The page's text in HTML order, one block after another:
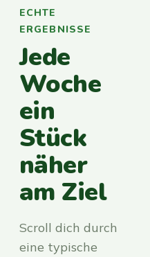
ECHTE
ERGEBNISSE
Jede
Woche
ein
Stück
näher
am Ziel
Scroll dich durch
eine typische